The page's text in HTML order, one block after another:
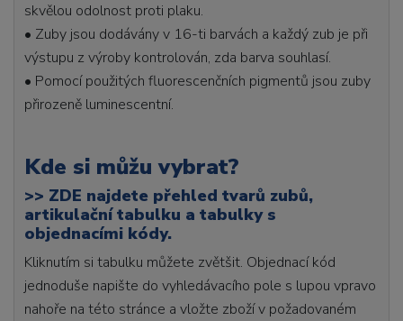
skvělou odolnost proti plaku.
• Zuby jsou dodávány v 16-ti barvách a každý zub je při
výstupu z výroby kontrolován, zda barva souhlasí.
• Pomocí použitých fluorescenčních pigmentů jsou zuby
přirozeně luminescentní.
Kde si můžu vybrat?
>> ZDE najdete přehled tvarů zubů,
artikulační tabulku a tabulky s
objednacími kódy.
Kliknutím si tabulku můžete zvětšit. Objednací kód
jednoduše napište do vyhledávacího pole s lupou vpravo
nahoře na této stránce a vložte zboží v požadovaném